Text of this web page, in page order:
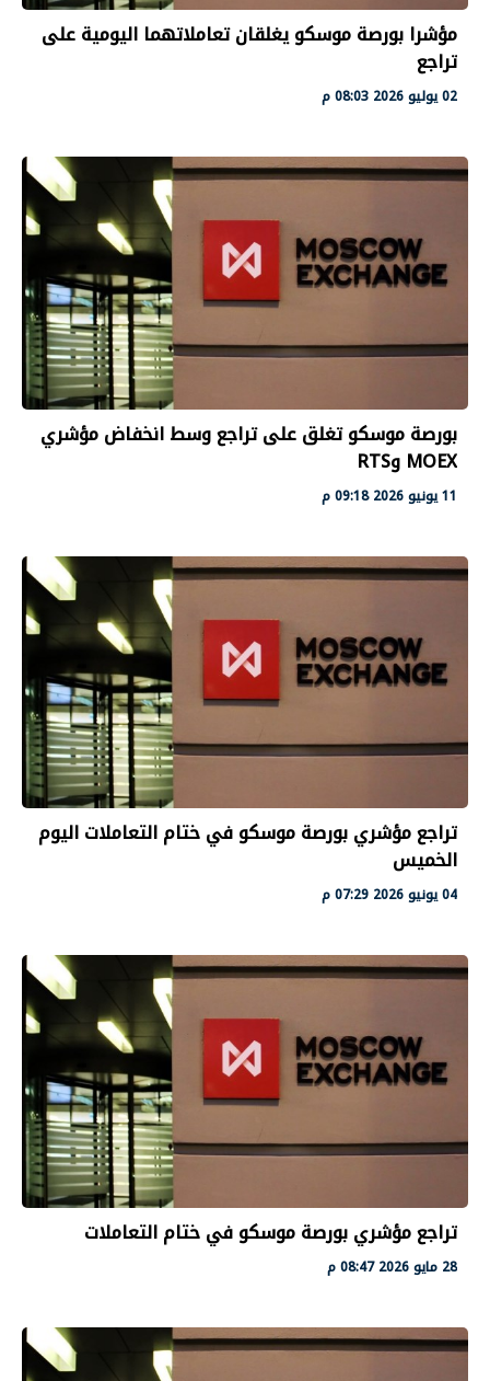
مؤشرا بورصة موسكو يغلقان تعاملاتهما اليومية على
تراجع
02 يوليو 2026 08:03 م
بورصة موسكو تغلق على تراجع وسط انخفاض مؤشري
MOEX وRTS
11 يونيو 2026 09:18 م
تراجع مؤشري بورصة موسكو في ختام التعاملات اليوم
الخميس
04 يونيو 2026 07:29 م
تراجع مؤشري بورصة موسكو في ختام التعاملات
28 مايو 2026 08:47 م